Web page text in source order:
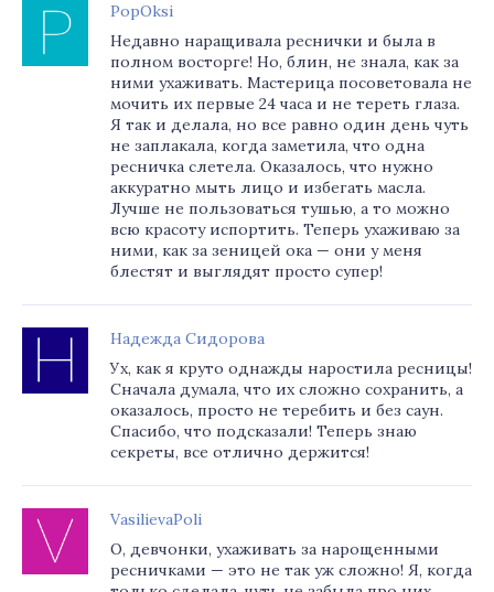
PopOksi
Недавно наращивала реснички и была в
полном восторге! Но, блин, не знала, как за
ними ухаживать. Мастерица посоветовала не
мочить их первые 24 часа и не тереть глаза.
Я так и делала, но все равно один день чуть
не заплакала, когда заметила, что одна
ресничка слетела. Оказалось, что нужно
аккуратно мыть лицо и избегать масла.
Лучше не пользоваться тушью, а то можно
всю красоту испортить. Теперь ухаживаю за
ними, как за зеницей ока — они у меня
блестят и выглядят просто супер!
Надежда Сидорова
Ух, как я круто однажды наростила ресницы!
Сначала думала, что их сложно сохранить, а
оказалось, просто не теребить и без саун.
Спасибо, что подсказали! Теперь знаю
секреты, все отлично держится!
VasilievaPoli
О, девчонки, ухаживать за нарощенными
ресничками — это не так уж сложно! Я, когда